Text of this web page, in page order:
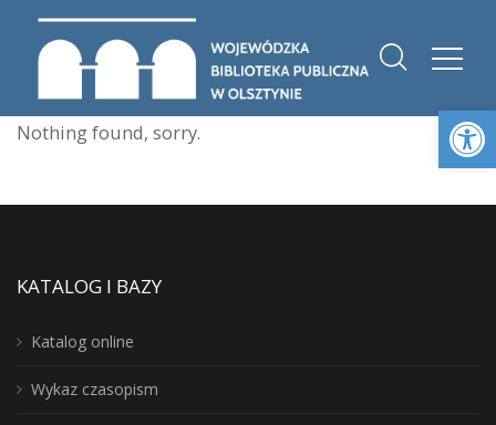
Nothing found, sorry.
KATALOG I BAZY
Katalog online
Wykaz czasopism